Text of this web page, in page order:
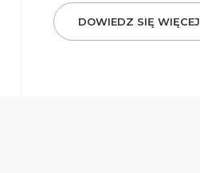
DOWIEDZ SIĘ WIĘCEJ